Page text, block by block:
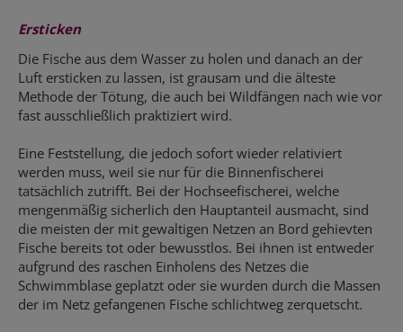
Ersticken
Die Fische aus dem Wasser zu holen und danach an der
Luft ersticken zu lassen, ist grausam und die älteste
Methode der Tötung, die auch bei Wildfängen nach wie vor
fast ausschließlich praktiziert wird.
Eine Feststellung, die jedoch sofort wieder relativiert
werden muss, weil sie nur für die Binnenfischerei
tatsächlich zutrifft. Bei der Hochseefischerei, welche
mengenmäßig sicherlich den Hauptanteil ausmacht, sind
die meisten der mit gewaltigen Netzen an Bord gehievten
Fische bereits tot oder bewusstlos. Bei ihnen ist entweder
aufgrund des raschen Einholens des Netzes die
Schwimmblase geplatzt oder sie wurden durch die Massen
der im Netz gefangenen Fische schlichtweg zerquetscht.